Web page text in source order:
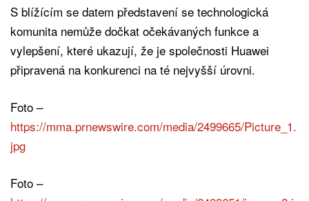
S blížícím se datem představení se technologická
komunita nemůže dočkat očekávaných funkce a
vylepšení, které ukazují, že je společnosti Huawei
připravená na konkurenci na té nejvyšší úrovni.
Foto –
https://mma.prnewswire.com/media/2499665/Picture_1.
jpg
Foto –